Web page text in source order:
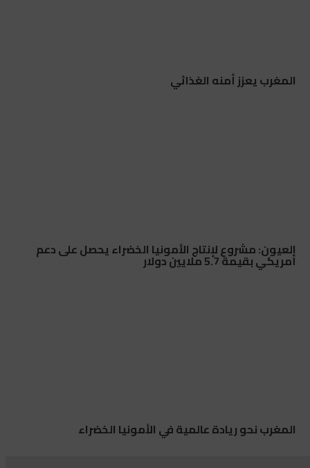
المغرب يعزز أمنه الغذائي
العيون: مشروع لإنتاج الأمونيا الخضراء يحصل على دعم
أمريكي بقيمة 5.7 ملايين دولار
المغرب نحو ريادة عالمية في الأمونيا الخضراء